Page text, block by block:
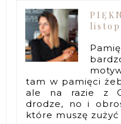
tam w pamięci
ale na razie z
drodze, no i
które muszę zużyć